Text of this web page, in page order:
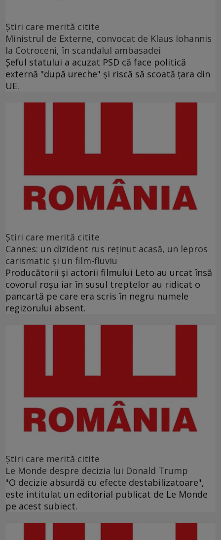
Ştiri care merită citite
Ministrul de Externe, convocat de Klaus Iohannis
la Cotroceni, în scandalul ambasadei
Şeful statului a acuzat PSD că face politică
externă "după ureche" şi riscă să scoată ţara din
UE.
Ştiri care merită citite
Cannes: un dizident rus reţinut acasă, un lepros
carismatic şi un film-fluviu
Producătorii şi actorii filmului Leto au urcat însă
covorul roşu iar în susul treptelor au ridicat o
pancartă pe care era scris în negru numele
regizorului absent.
Ştiri care merită citite
Le Monde despre decizia lui Donald Trump
"O decizie absurdă cu efecte destabilizatoare",
este intitulat un editorial publicat de Le Monde
pe acest subiect.